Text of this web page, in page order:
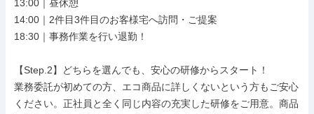
13:00｜昼休憩
14:00｜2件目3件目のお客様宅へ訪問・ご提案
18:30｜事務作業を行い退勤！
【Step.2】どちらを選んでも、安心の研修からスタート！
業務委託が初めての方、エコ商品に詳しくないという方もご安心
ください。正社員と全く同じ内容の充実した研修をご用意。商品